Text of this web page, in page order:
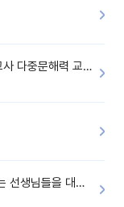
[설문조사/기프티콘지급] 만3-5세 유아 담임교사 다중문해력 교육 증진을 위한 설문조사
[설문조사/기프티콘] 만3-5세 담임을 맡고 있는 선생님들을 대상으로 설문조사를 합니다!